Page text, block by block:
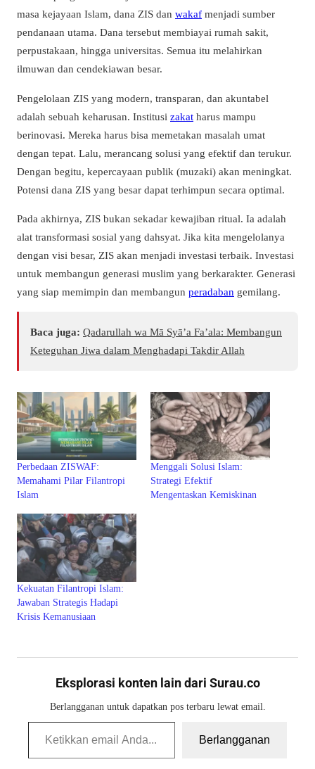
masa kejayaan Islam, dana ZIS dan wakaf menjadi sumber
pendanaan utama. Dana tersebut membiayai rumah sakit,
perpustakaan, hingga universitas. Semua itu melahirkan
ilmuwan dan cendekiawan besar.
Pengelolaan ZIS yang modern, transparan, dan akuntabel
adalah sebuah keharusan. Institusi zakat harus mampu
berinovasi. Mereka harus bisa memetakan masalah umat
dengan tepat. Lalu, merancang solusi yang efektif dan terukur.
Dengan begitu, kepercayaan publik (muzaki) akan meningkat.
Potensi dana ZIS yang besar dapat terhimpun secara optimal.
Pada akhirnya, ZIS bukan sekadar kewajiban ritual. Ia adalah
alat transformasi sosial yang dahsyat. Jika kita mengelolanya
dengan visi besar, ZIS akan menjadi investasi terbaik. Investasi
untuk membangun generasi muslim yang berkarakter. Generasi
yang siap memimpin dan membangun peradaban gemilang.
Baca juga: Qadarullah wa Mā Syā’a Fa’ala: Membangun
Keteguhan Jiwa dalam Menghadapi Takdir Allah
Perbedaan ZISWAF:
Memahami Pilar Filantropi
Islam
Menggali Solusi Islam:
Strategi Efektif
Mengentaskan Kemiskinan
Kekuatan Filantropi Islam:
Jawaban Strategis Hadapi
Krisis Kemanusiaan
Eksplorasi konten lain dari Surau.co
Berlangganan untuk dapatkan pos terbaru lewat email.
Ketikkan email Anda...
Berlangganan